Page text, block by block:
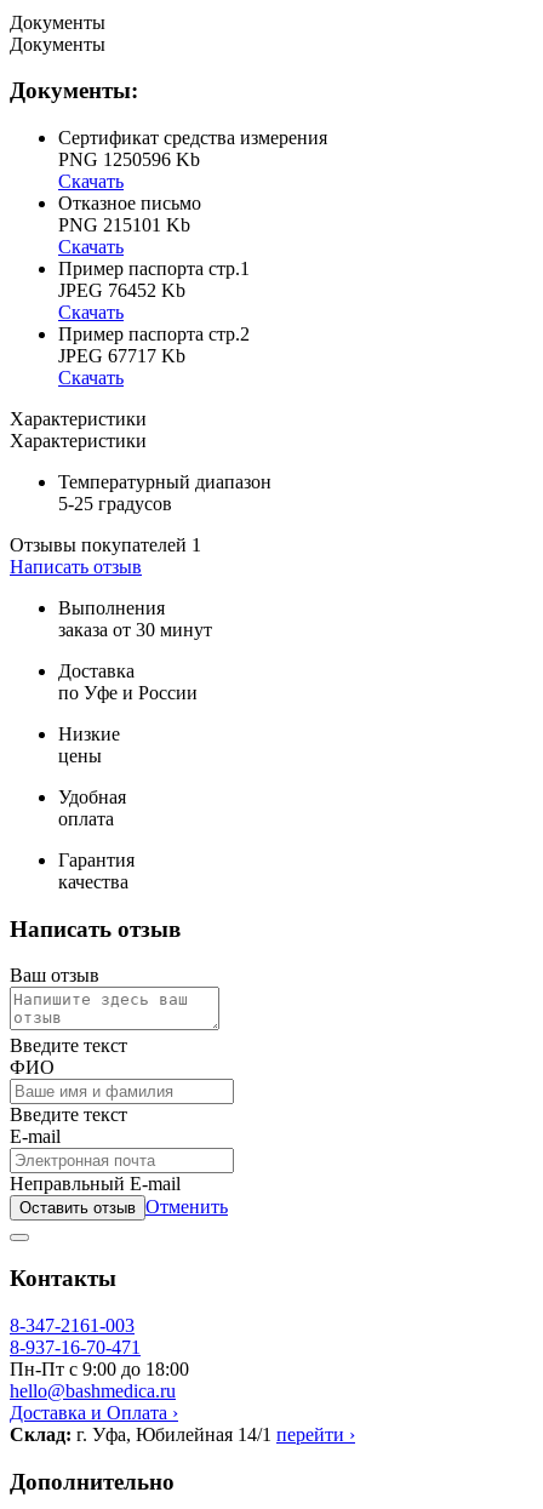
Документы
Документы
Документы:
Сертификат средства измерения
PNG 1250596 Kb
Скачать
Отказное письмо
PNG 215101 Kb
Скачать
Пример паспорта стр.1
JPEG 76452 Kb
Скачать
Пример паспорта стр.2
JPEG 67717 Kb
Скачать
Характеристики
Характеристики
Температурный диапазон
5-25 градусов
Отзывы покупателей 1
Написать отзыв
Выполнения
заказа от 30 минут
Доставка
по Уфе и России
Низкие
цены
Удобная
оплата
Гарантия
качества
Написать отзыв
Ваш отзыв
Введите текст
ФИО
Введите текст
E-mail
Неправльный E-mail
Оставить отзыв Отменить
Контакты
8-347-2161-003
8-937-16-70-471
Пн-Пт с 9:00 до 18:00
hello@bashmedica.ru
Доставка и Оплата ›
Склад: г. Уфа, Юбилейная 14/1 перейти ›
Дополнительно